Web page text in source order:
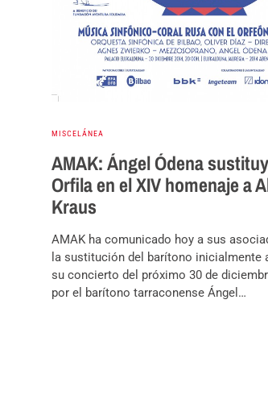
MISCELÁNEA
AMAK: Ángel Ódena
Orfila en el XIV homenaje a
Kraus
AMAK ha comunicado hoy a sus
la sustitución del barítono inicialmente
su concierto del próximo 30 de
por el barítono tarraconense Ángel…